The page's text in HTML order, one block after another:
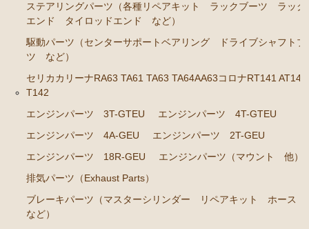
1 AT141 TT142
エンジンパーツ 3T-GTEU
エンジンパーツ 4T-GTEU
エンジンパーツ 4A-GEU
エンジンパーツ 2T-GEU
エンジンパーツ 18R-GEU
エンジンパーツ（マウント 他）
排気パーツ（Exhaust Parts）
ブレーキパーツ（マスターシリンダー リペアキッ
ト ホース など）
ステアリングパーツ（各種リペアキット ラックブーツ ラック
エンド タイロッドエンド など）
駆動パーツ（センターサポートベアリング ドライブシャフトブ
ツ など）
セリカカリーナRA63 TA61 TA63 TA64AA63コロナRT141
T142
エンジンパーツ 3T-GTEU
エンジンパーツ 4T-GTEU
エンジンパーツ 4A-GEU
エンジンパーツ 2T-GEU
エンジンパーツ 18R-GEU
エンジンパーツ（マウント 他）
排気パーツ（Exhaust Parts）
ブレーキパーツ（マスターシリンダー リペアキット ホース
など）